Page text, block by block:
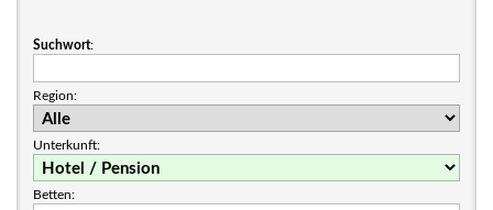
Suchwort:
Region:
Unterkunft:
Betten: